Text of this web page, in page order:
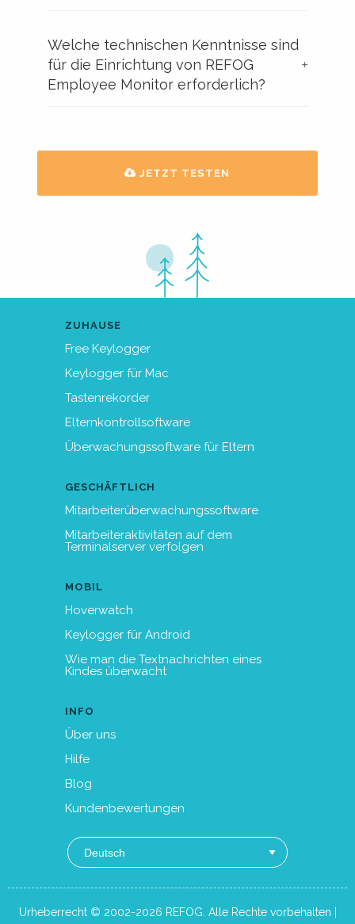
Welche technischen Kenntnisse sind
für die Einrichtung von REFOG
Employee Monitor erforderlich?
JETZT TESTEN
ZUHAUSE
Free Keylogger
Keylogger für Mac
Tastenrekorder
Elternkontrollsoftware
Überwachungssoftware für Eltern
GESCHÄFTLICH
Mitarbeiterüberwachungssoftware
Mitarbeiteraktivitäten auf dem
Terminalserver verfolgen
MOBIL
Hoverwatch
Keylogger für Android
Wie man die Textnachrichten eines
Kindes überwacht
INFO
Über uns
Hilfe
Blog
Kundenbewertungen
Urheberrecht © 2002-2026 REFOG. Alle Rechte vorbehalten |